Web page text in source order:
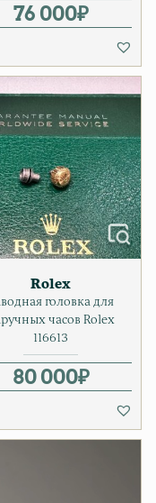
76 000₽
Rolex
головка для
часов Rolex
116613
80 000₽